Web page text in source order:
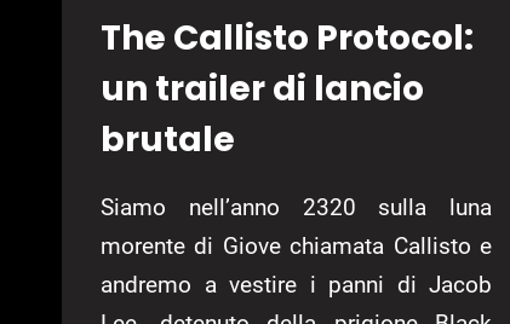
The Callisto Protocol:
un trailer di lancio
brutale
Siamo nell’anno 2320 sulla luna
morente di Giove chiamata Callisto e
andremo a vestire i panni di Jacob